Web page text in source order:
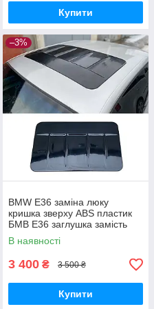
Купити
–3%
BMW E36 заміна люку
кришка зверху ABS пластик
БМВ Е36 заглушка замість
люку для полегшення
В наявності
3 400 ₴ 3 500 ₴
Купити